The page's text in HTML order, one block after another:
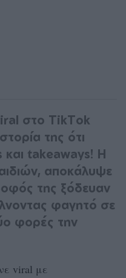
viral στο TikTok
της ότι
και takeaways! Η
αποκάλυψε
της ξόδευαν
φαγητό σε
φορές την
viral με